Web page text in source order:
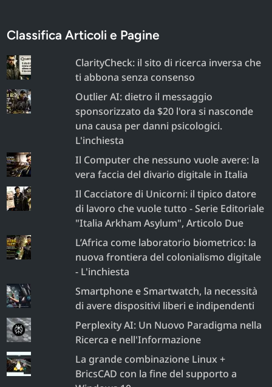
Classifica Articoli e Pagine
ClarityCheck: il sito di ricerca inversa che
ti abbona senza consenso
Outlier AI: dietro il messaggio
sponsorizzato da $20 l'ora si nasconde
una causa per danni psicologici.
L'inchiesta
Il Computer che nessuno vuole avere: la
vera faccia del divario digitale in Italia
Il Cacciatore di Unicorni: il tipico datore
di lavoro che vuole tutto - Serie Editoriale
"Italia Arkham Asylum", Articolo Due
L’Africa come laboratorio biometrico: la
nuova frontiera del colonialismo digitale
- L'inchiesta
Smartphone e Smartwatch, la necessità
di avere dispositivi liberi e indipendenti
Perplexity AI: Un Nuovo Paradigma nella
Ricerca e nell'Informazione
La grande combinazione Linux +
BricsCAD con la fine del supporto a